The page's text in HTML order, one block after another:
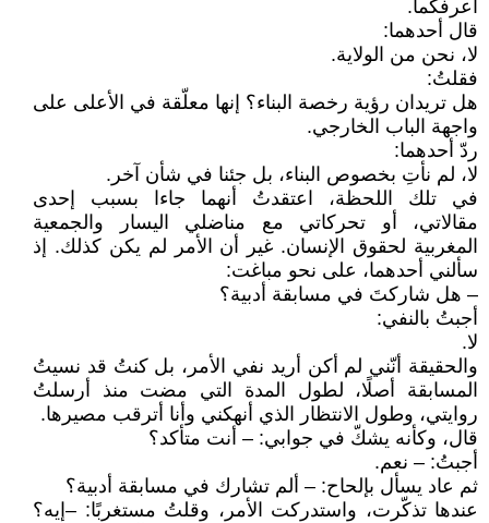
أعرفكما.
قال أحدهما:
لا، نحن من الولاية.
فقلتُ:
هل تريدان رؤية رخصة البناء؟ إنها معلّقة في الأعلى على
واجهة الباب الخارجي.
ردّ أحدهما:
لا، لم نأتِ بخصوص البناء، بل جئنا في شأن آخر.
في تلك اللحظة، اعتقدتُ أنهما جاءا بسبب إحدى
مقالاتي، أو تحركاتي مع مناضلي اليسار والجمعية
المغربية لحقوق الإنسان. غير أن الأمر لم يكن كذلك. إذ
سألني أحدهما، على نحو مباغت:
– هل شاركتَ في مسابقة أدبية؟
أجبتُ بالنفي:
لا.
والحقيقة أنّني لم أكن أريد نفي الأمر، بل كنتُ قد نسيتُ
المسابقة أصلًا، لطول المدة التي مضت منذ أرسلتُ
روايتي، وطول الانتظار الذي أنهكني وأنا أترقب مصيرها.
قال، وكأنه يشكّ في جوابي: – أنت متأكد؟
أجبتُ: – نعم.
ثم عاد يسأل بإلحاح: – ألم تشارك في مسابقة أدبية؟
عندها تذكّرت، واستدركت الأمر، وقلتُ مستغربًا: –إيه؟